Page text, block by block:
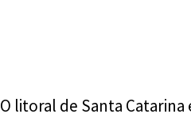
O litoral de Santa